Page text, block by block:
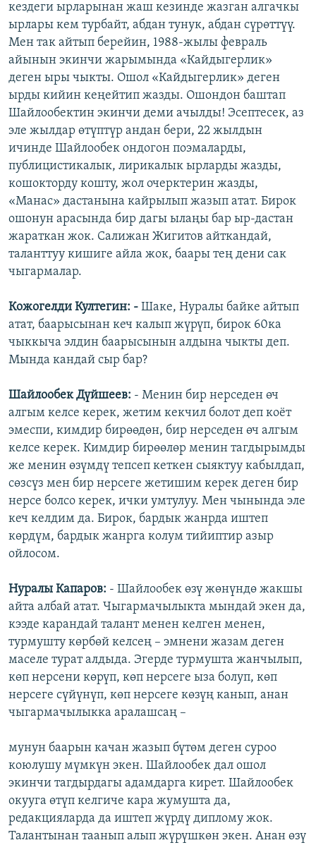
кездеги ырларынан жаш кезинде жазган алгачкы
ырлары кем турбайт, абдан тунук, абдан сүрөттүү.
Мен так айтып берейин, 1988-жылы февраль
айынын экинчи жарымында «Кайдыгерлик»
деген ыры чыкты. Ошол «Кайдыгерлик» деген
ырды кийин кеңейтип жазды. Ошондон баштап
Шайлообектин экинчи деми ачылды! Эсептесек, аз
эле жылдар өтүптүр андан бери, 22 жылдын
ичинде Шайлообек ондогон поэмаларды,
публицистикалык, лирикалык ырларды жазды,
кошокторду кошту, жол очерктерин жазды,
«Манас» дастанына кайрылып жазып атат. Бирок
ошонун арасында бир дагы ылаңы бар ыр-дастан
жараткан жок. Салижан Жигитов айткандай,
таланттуу кишиге айла жок, баары тең дени сак
чыгармалар.
Кожогелди Култегин: - Шаке, Нуралы байке айтып
атат, баарысынан кеч калып жүрүп, бирок 60ка
чыккыча элдин баарысынын алдына чыкты деп.
Мында кандай сыр бар?
Шайлообек Дүйшеев: - Менин бир нерседен өч
алгым келсе керек, жетим кекчил болот деп коёт
эмеспи, кимдир бирөөдөн, бир нерседен өч алгым
келсе керек. Кимдир бирөөлөр менин тагдырымды
же менин өзүмдү тепсеп кеткен сыяктуу кабылдап,
сөзсүз мен бир нерсеге жетишим керек деген бир
нерсе болсо керек, ички умтулуу. Мен чынында эле
кеч келдим да. Бирок, бардык жанрда иштеп
көрдүм, бардык жанрга колум тийиптир азыр
ойлосом.
Нуралы Капаров: - Шайлообек өзү жөнүндө жакшы
айта албай атат. Чыгармачылыкта мындай экен да,
кээде карандай талант менен келген менен,
турмушту көрбөй келсең – эмнени жазам деген
маселе турат алдыда. Эгерде турмушта жанчылып,
көп нерсени көрүп, көп нерсеге ыза болуп, көп
нерсеге сүйүнүп, көп нерсеге көзүң канып, анан
чыгармачылыкка аралашсаң –
мунун баарын качан жазып бүтөм деген суроо
коюлушу мүмкүн экен. Шайлообек дал ошол
экинчи тагдырдагы адамдарга кирет. Шайлообек
окууга өтүп келгиче кара жумушта да,
редакцияларда да иштеп жүрдү диплому жок.
Талантынан таанып алып жүрүшкөн экен. Анан өзү